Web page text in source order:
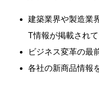
建築業界や製造業
T情報が掲載され
ビジネス変革の最
各社の新商品情報